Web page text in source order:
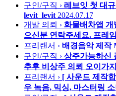
구인/구직 › 레브잇 첫 대
levit_levit 2024.07.17
개발 의뢰 › 화물배차앱 개
으신분 연락주세요. 프레
프리랜서 › 배경음악 제작
구인/구직 › 상주가능하신
추후 비상주 의뢰 오이가
프리랜서 › [ 사운드 제작
우 녹음, 믹싱, 마스터링